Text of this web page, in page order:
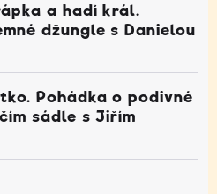
a hadí král.
džungle s Danielou
Pohádka o podivné
sádle s Jiřím